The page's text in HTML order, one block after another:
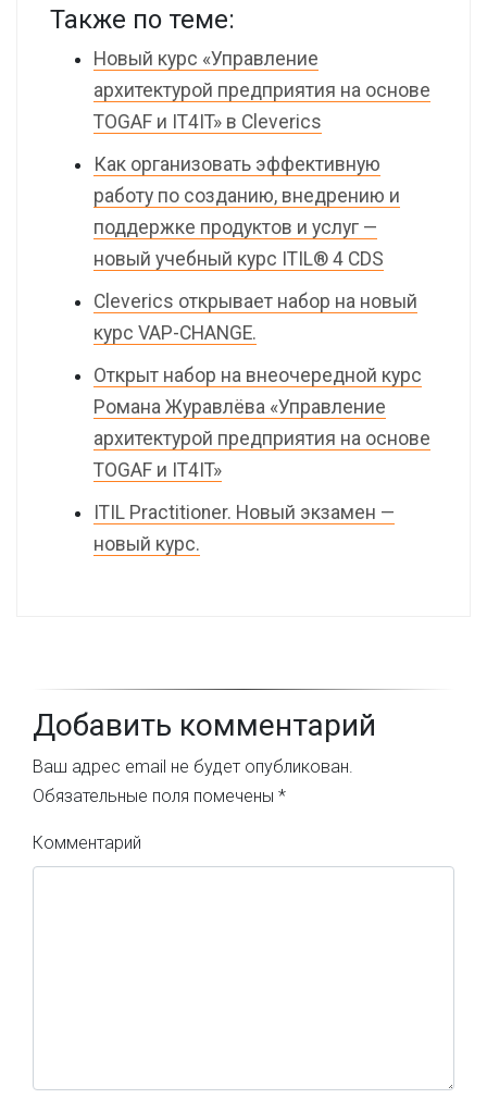
Также по теме:
Новый курс «Управление
архитектурой предприятия на основе
TOGAF и IT4IT» в Cleverics
Как организовать эффективную
работу по созданию, внедрению и
поддержке продуктов и услуг —
новый учебный курс ITIL® 4 CDS
Сleverics открывает набор на новый
курс VAP-CHANGE.
Открыт набор на внеочередной курс
Романа Журавлёва «Управление
архитектурой предприятия на основе
TOGAF и IT4IT»
ITIL Practitioner. Новый экзамен —
новый курс.
Добавить комментарий
Ваш адрес email не будет опубликован.
Обязательные поля помечены *
Комментарий